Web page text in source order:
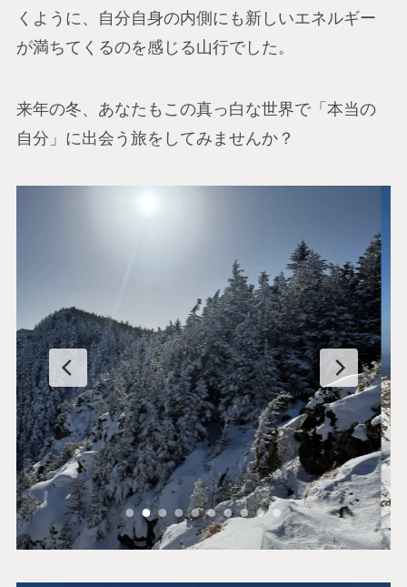
くように、自分自身の内側にも新しいエネルギー
が満ちてくるのを感じる山行でした。
来年の冬、あなたもこの真っ白な世界で「本当の
自分」に出会う旅をしてみませんか？